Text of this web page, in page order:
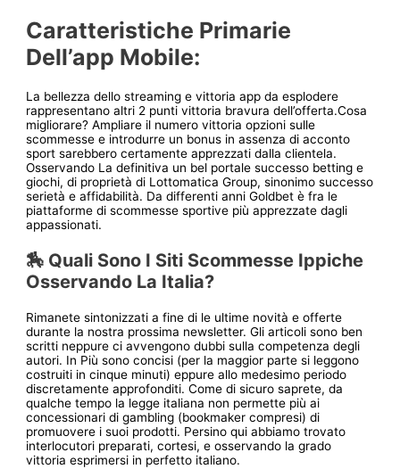
Caratteristiche Primarie
Dell’app Mobile:
La bellezza dello streaming e vittoria app da esplodere
rappresentano altri 2 punti vittoria bravura dell’offerta.Cosa
migliorare? Ampliare il numero vittoria opzioni sulle
scommesse e introdurre un bonus in assenza di acconto
sport sarebbero certamente apprezzati dalla clientela.
Osservando La definitiva un bel portale successo betting e
giochi, di proprietà di Lottomatica Group, sinonimo successo
serietà e affidabilità. Da differenti anni Goldbet è fra le
piattaforme di scommesse sportive più apprezzate dagli
appassionati.
🏇 Quali Sono I Siti Scommesse Ippiche
Osservando La Italia?
Rimanete sintonizzati a fine di le ultime novità e offerte
durante la nostra prossima newsletter. Gli articoli sono ben
scritti neppure ci avvengono dubbi sulla competenza degli
autori. In Più sono concisi (per la maggior parte si leggono
costruiti in cinque minuti) eppure allo medesimo periodo
discretamente approfonditi. Come di sicuro saprete, da
qualche tempo la legge italiana non permette più ai
concessionari di gambling (bookmaker compresi) di
promuovere i suoi prodotti. Persino qui abbiamo trovato
interlocutori preparati, cortesi, e osservando la grado
vittoria esprimersi in perfetto italiano.